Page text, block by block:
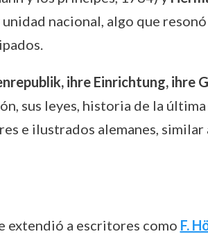
nacional, algo que resonó
ihre Einrichtung, ihre
sus leyes, historia de la última
e ilustrados alemanes, similar
extendió a escritores como F.